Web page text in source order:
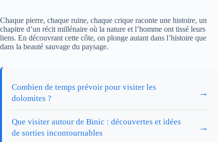
Chaque pierre, chaque ruine, chaque crique raconte une histoire, un
chapitre d’un récit millénaire où la nature et l’homme ont tissé leurs
liens. En découvrant cette côte, on plonge autant dans l’histoire que
dans la beauté sauvage du paysage.
Combien de temps prévoir pour visiter les
dolomites ?
→
Que visiter autour de Binic : découvertes et idées
de sorties incontournables
→